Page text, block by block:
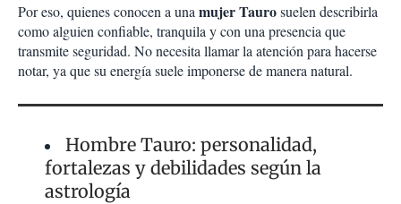
Por eso, quienes conocen a unamujer Taurosuelen describirla
como alguien confiable, tranquila y con una presencia que
transmite seguridad. No necesita llamar la atención para hacerse
notar, ya que su energía suele imponerse de manera natural.
Hombre Tauro: personalidad,
fortalezas y debilidades según la
astrología